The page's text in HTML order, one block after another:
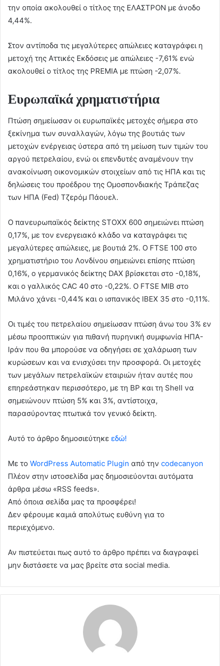
την οποία ακολουθεί ο τίτλος της ΕΛΑΣΤΡΟΝ με άνοδο
4,44%.
Στον αντίποδα τις μεγαλύτερες απώλειες καταγράφει η
μετοχή της Αττικές Εκδόσεις με απώλειες -7,61% ενώ
ακολουθεί ο τίτλος της PREMIA με πτώση -2,07%.
Ευρωπαϊκά χρηματιστήρια
Πτώση σημείωσαν οι ευρωπαϊκές μετοχές σήμερα στο
ξεκίνημα των συναλλαγών, λόγω της βουτιάς των
μετοχών ενέργειας ύστερα από τη μείωση των τιμών του
αργού πετρελαίου, ενώ οι επενδυτές αναμένουν την
ανακοίνωση οικονομικών στοιχείων από τις ΗΠΑ και τις
δηλώσεις του προέδρου της Ομοσπονδιακής Τράπεζας
των ΗΠΑ (Fed) Τζερόμ Πάουελ.
Ο πανευρωπαϊκός δείκτης STOXX 600 σημειώνει πτώση
0,17%, με τον ενεργειακό κλάδο να καταγράφει τις
μεγαλύτερες απώλειες, με βουτιά 2%. Ο FTSE 100 στο
χρηματιστήριο του Λονδίνου σημειώνει επίσης πτώση
0,16%, ο γερμανικός δείκτης DAX βρίσκεται στο -0,18%,
και ο γαλλικός CAC 40 στο -0,22%. Ο FTSE MIB στο
Μιλάνο χάνει -0,44% και ο ισπανικός IBEX 35 στο -0,11%.
Οι τιμές του πετρελαίου σημείωσαν πτώση άνω του 3% εν
μέσω προοπτικών για πιθανή πυρηνική συμφωνία ΗΠΑ-
Ιράν που θα μπορούσε να οδηγήσει σε χαλάρωση των
κυρώσεων και να ενισχύσει την προσφορά. Οι μετοχές
των μεγάλων πετρελαϊκών εταιριών ήταν αυτές που
επηρεάστηκαν περισσότερο, με τη BP και τη Shell να
σημειώνουν πτώση 5% και 3%, αντίστοιχα,
παρασύροντας πτωτικά τον γενικό δείκτη.
Αυτό το άρθρο δημοσιεύτηκε εδώ!
Με το WordPress Automatic Plugin από την codecanyon
Πλέον στην ιστοσελίδα μας δημοσιεύονται αυτόματα
άρθρα μέσω «RSS feeds».
Από όποια σελίδα μας τα προσφέρει!
Δεν φέρουμε καμιά απολύτως ευθύνη για το
περιεχόμενο.
Αν πιστεύεται πως αυτό το άρθρο πρέπει να διαγραφεί
μην διστάσετε να μας βρείτε στα social media.